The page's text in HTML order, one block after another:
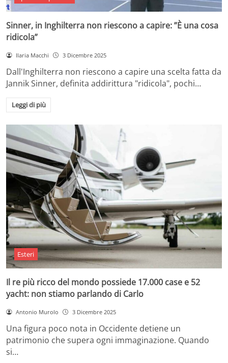
Sinner, in Inghilterra non riescono a capire: ”È una cosa
ridicola”
Ilaria Macchi 3 Dicembre 2025
Dall'Inghilterra non riescono a capire una scelta fatta da
Jannik Sinner, definita addirittura "ridicola", pochi…
Leggi di più
Esteri
Il re più ricco del mondo possiede 17.000 case e 52
yacht: non stiamo parlando di Carlo
Antonio Murolo 3 Dicembre 2025
Una figura poco nota in Occidente detiene un
patrimonio che supera ogni immaginazione. Quando
si…